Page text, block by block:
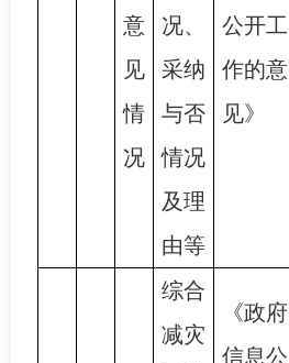
意
见
情
况
况、
采纳
与否
情况
及理
由等
公开工
作的意
见》
综合
减灾
《政府
信息公